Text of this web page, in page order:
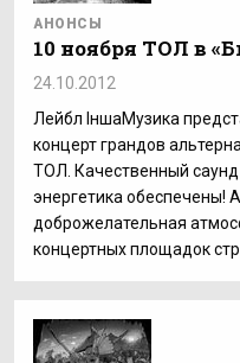
АНОНСЫ
10 ноября ТОЛ в
24.10.2012
Лейбл ІншаМузика
концерт грандов
ТОЛ. Качественный
энергетика обеспечены!
доброжелательная
концертных площадок